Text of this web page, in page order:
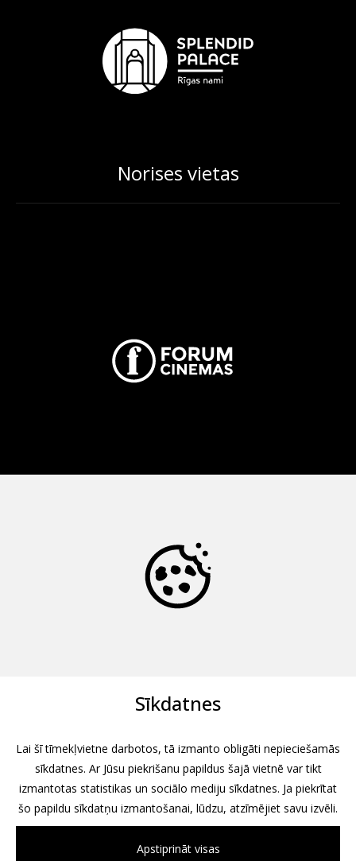
Norises vietas
Sīkdatnes
Lai šī tīmekļvietne darbotos, tā izmanto obligāti nepieciešamās
sīkdatnes. Ar Jūsu piekrišanu papildus šajā vietnē var tikt
izmantotas statistikas un sociālo mediju sīkdatnes. Ja piekrītat
šo papildu sīkdatņu izmantošanai, lūdzu, atzīmējiet savu izvēli.
Apstiprināt visas